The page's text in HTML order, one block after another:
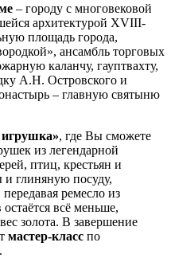
– городу с многовековой
архитектурой XVIII-
площадь города,
ансамбль торговых
каланчу, гауптвахту,
А.Н. Островского и
– главную святыню
, где Вы сможете
из легендарной
птиц, крестьян и
глиняную посуду,
ремесло из
всё меньше,
золота. В завершение
мастер-класс по